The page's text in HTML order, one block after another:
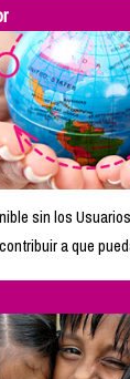
sin los
a que